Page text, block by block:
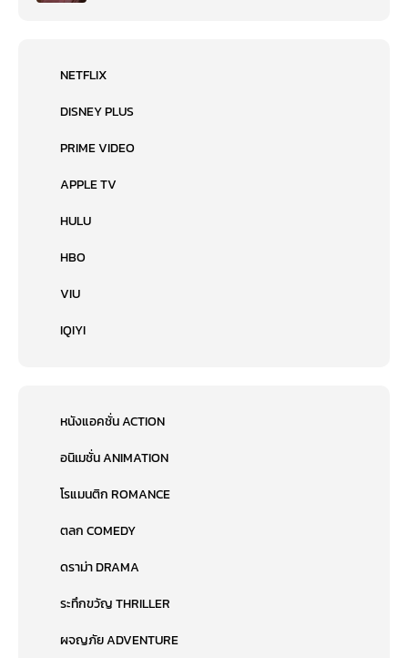
NETFLIX
DISNEY PLUS
PRIME VIDEO
APPLE TV
HULU
HBO
VIU
IQIYI
หนังแอคชั่น ACTION
อนิเมชั่น ANIMATION
โรแมนติก ROMANCE
ตลก COMEDY
ดราม่า DRAMA
ระทึกขวัญ THRILLER
ผจญภัย ADVENTURE